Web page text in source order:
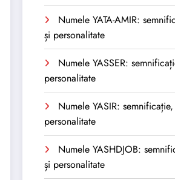
Numele YATA-AMIR:
și personalitate
Numele YASSER:
personalitate
Numele YASIR:
personalitate
Numele YASHDJOB:
și personalitate